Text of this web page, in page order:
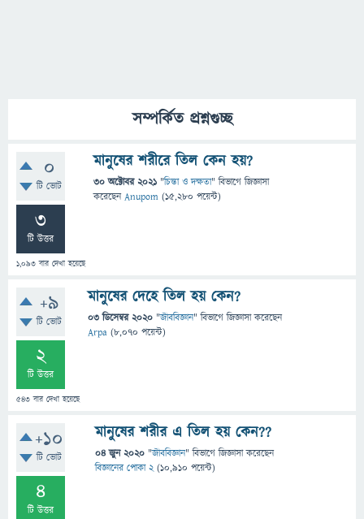
সম্পর্কিত প্রশ্নগুচ্ছ
0
টি ভোট
3
টি উত্তর
1,093 বার দেখা হয়েছে
মানুষের শরীরে তিল কেন হয়?
30 অক্টোবর 2021 "চিন্তা ও দক্ষতা" বিভাগে জিজ্ঞাসা
করেছেনAnupom (15,280 পয়েন্ট)
+9
টি ভোট
2
টি উত্তর
543 বার দেখা হয়েছে
মানুষের দেহে তিল হয় কেন?
03 ডিসেম্বর 2020 "জীববিজ্ঞান" বিভাগে জিজ্ঞাসাকরেছেন
Arpa (8,070 পয়েন্ট)
+10
টি ভোট
4
টি উত্তর
মানুষের শরীর এ তিল হয় কেন??
04 জুন 2020 "জীববিজ্ঞান" বিভাগে জিজ্ঞাসাকরেছেন
বিজ্ঞানের পোকা 2 (10,910 পয়েন্ট)